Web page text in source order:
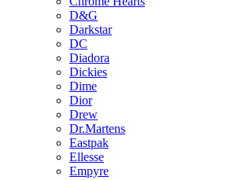
D&G
Darkstar
DC
Diadora
Dickies
Dime
Dior
Drew
Dr.Martens
Eastpak
Ellesse
Empyre